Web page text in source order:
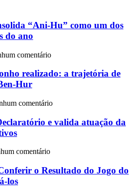
“Ani-Hu” como um dos
do ano
comentário
realizado: a trajetória de
Hur
comentário
e valida atuação da
comentário
o Resultado do Jogo do
los